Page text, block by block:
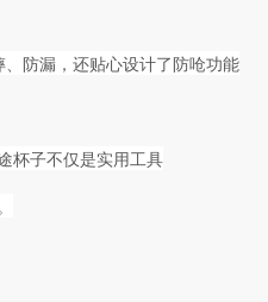
防漏，还贴心设计了防呛功能
杯子不仅是实用工具